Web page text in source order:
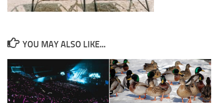
YOU MAY ALSO LIKE...